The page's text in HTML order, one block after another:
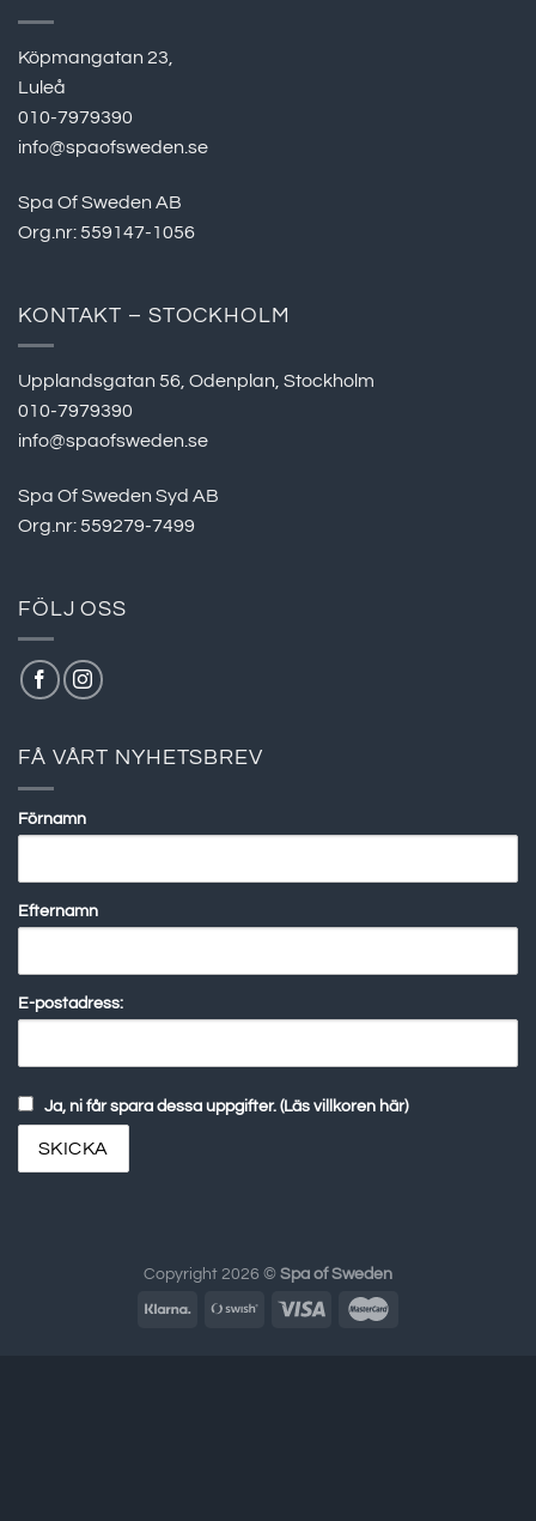
Köpmangatan 23,
Luleå
010-7979390
info@spaofsweden.se
Spa Of Sweden AB
Org.nr: 559147-1056
KONTAKT – STOCKHOLM
Upplandsgatan 56, Odenplan, Stockholm
010-7979390
info@spaofsweden.se
Spa Of Sweden Syd AB
Org.nr: 559279-7499
FÖLJ OSS
FÅ VÅRT NYHETSBREV
Förnamn
Efternamn
E-postadress:
Ja, ni får spara dessa uppgifter. (Läs villkoren här)
Copyright 2026 © Spa of Sweden